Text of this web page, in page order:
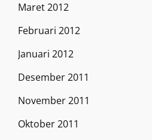
Maret 2012
Februari 2012
Januari 2012
Desember 2011
November 2011
Oktober 2011